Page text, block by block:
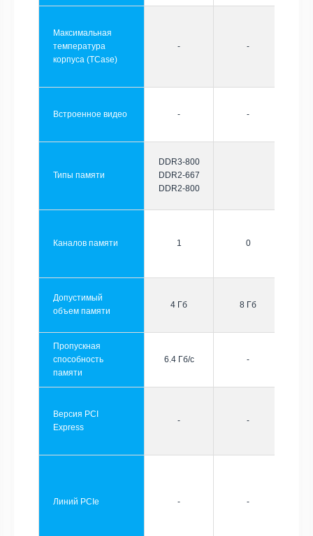
Максимальная
температура
корпуса (TCase)
- -
Встроенное видео - -
Типы памяти
DDR3-800
DDR2-667
DDR2-800
Каналов памяти 1 0
Допустимый
объем памяти
4 Гб 8 Гб
Пропускная
способность
памяти
6.4 Гб/с -
Версия PCI
Express
- -
Линий PCIe - -